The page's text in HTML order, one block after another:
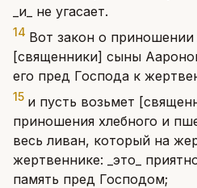
_и_ не угасает.
14 Вот закон о приношении
[священники] сыны
его пред Господа к
15 и пусть возьмет
приношения хлебного и
весь ливан, который на
жертвеннике: _это_
память пред Господом;